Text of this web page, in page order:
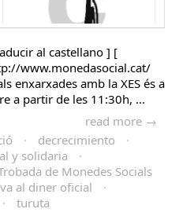
al castellano ] [
www.monedasocial.cat/
enxarxades amb la XES és a
a partir de les 11:30h, ...
read more →
· decrecimiento
·
y solidaria
·
de Monedes Socials
al diner oficial
·
· turuta